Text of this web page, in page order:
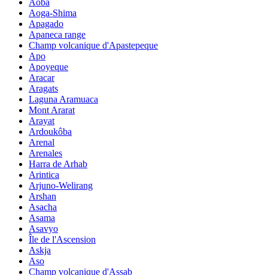
Aoga-Shima
Apagado
Apaneca range
Champ volcanique d'Apastepeque
Apo
Apoyeque
Aracar
Aragats
Laguna Aramuaca
Mont Ararat
Arayat
Ardoukôba
Arenal
Arenales
Harra de Arhab
Arintica
Arjuno-Welirang
Arshan
Asacha
Asama
Asavyo
Île de l'Ascension
Askja
Aso
Champ volcanique d'Assab